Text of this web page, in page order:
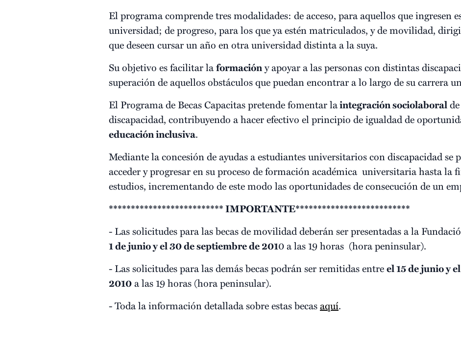
El programa comprende tres modalidades: de acceso, para aquellos que ingresen
universidad; de progreso, para los que ya estén matriculados, y de movilidad,
que deseen cursar un año en otra universidad distinta a la suya.
Su objetivo es facilitar laformacióny apoyar a las personas con distintas
superación de aquellos obstáculos que puedan encontrar a lo largo de su carrera
El Programa de Becas Capacitas pretende fomentar laintegración sociolaboral
discapacidad, contribuyendo a hacer efectivo el principio de igualdad de
educación inclusiva.
Mediante la concesión de ayudas a estudiantes universitarios con discapacidad se
acceder y progresar en su proceso de formación académica universitaria hasta la
estudios, incrementando de este modo las oportunidades de consecución de un
************************** IMPORTANTE**************************
- Las solicitudes para las becas de movilidad deberán ser presentadas a la
1 de junio y el 30 de septiembre de 2010 a las 19 horas (hora peninsular).
- Las solicitudes para las demás becas podrán ser remitidas entreel 15 de junio y
2010a las 19 horas (hora peninsular).
- Toda la información detallada sobre estas becasaquí.